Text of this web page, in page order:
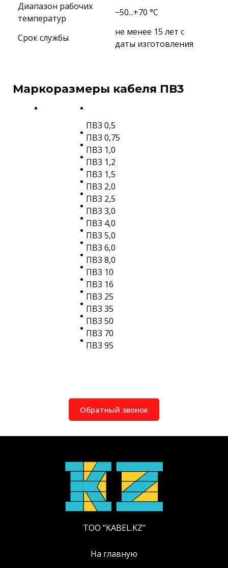
Диапазон рабочих
температур
−50...+70 °C
Срок службы
не менее 15 лет с
даты изготовления
Маркоразмеры кабеля ПВ3
ПВ3 0,5
ПВ3 0,75
ПВ3 1,0
ПВ3 1,2
ПВ3 1,5
ПВ3 2,0
ПВ3 2,5
ПВ3 3,0
ПВ3 4,0
ПВ3 5,0
ПВ3 6,0
ПВ3 8,0
ПВ3 10
ПВ3 16
ПВ3 25
ПВ3 35
ПВ3 50
ПВ3 70
ПВ3 95
Обратный звонок
ТОО "KABEL.KZ"
На главную